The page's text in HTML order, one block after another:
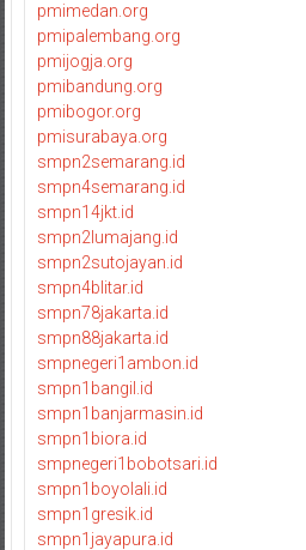
pmimedan.org
pmipalembang.org
pmijogja.org
pmibandung.org
pmibogor.org
pmisurabaya.org
smpn2semarang.id
smpn4semarang.id
smpn14jkt.id
smpn2lumajang.id
smpn2sutojayan.id
smpn4blitar.id
smpn78jakarta.id
smpn88jakarta.id
smpnegeri1ambon.id
smpn1bangil.id
smpn1banjarmasin.id
smpn1biora.id
smpnegeri1bobotsari.id
smpn1boyolali.id
smpn1gresik.id
smpn1jayapura.id